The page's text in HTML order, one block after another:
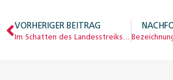
VORHERIGER BEITRAG
Im Schatten des Landesstreiks: Sozialpolitik nach dem Ersten Weltkrieg